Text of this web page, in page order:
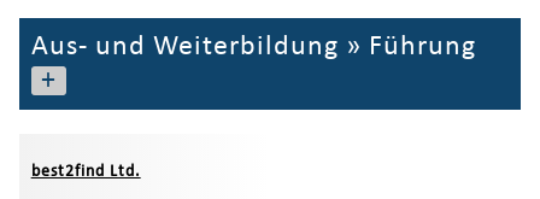
Aus- und Weiterbildung » Führung
+
best2find Ltd.